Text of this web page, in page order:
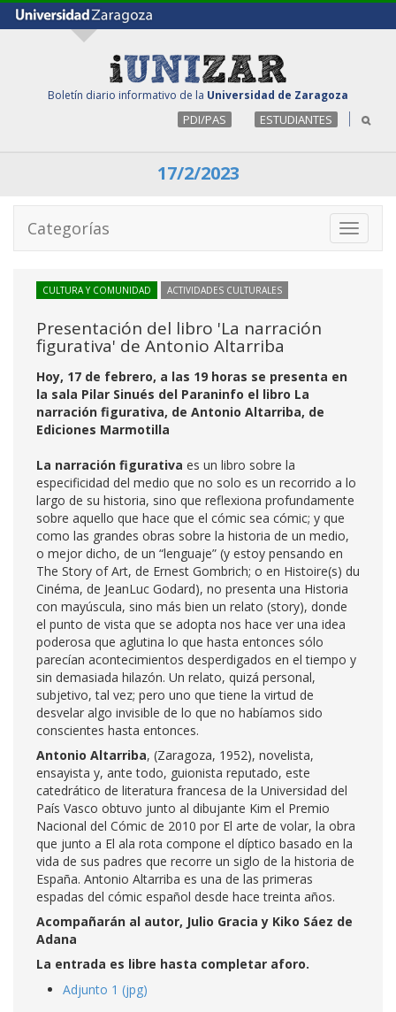
Boletín diario informativo de la Universidad de Zaragoza
PDI/PAS ESTUDIANTES
17/2/2023
Toggle
Categorías
CULTURA Y COMUNIDAD ACTIVIDADES CULTURALES
Presentación del libro 'La narración
figurativa' de Antonio Altarriba
Hoy, 17 de febrero, a las 19 horas se presenta en
la sala Pilar Sinués del Paraninfo el libro La
narración figurativa, de Antonio Altarriba, de
Ediciones Marmotilla
La narración figurativa es un libro sobre la
especificidad del medio que no solo es un recorrido a lo
largo de su historia, sino que reflexiona profundamente
sobre aquello que hace que el cómic sea cómic; y que
como las grandes obras sobre la historia de un medio,
o mejor dicho, de un “lenguaje” (y estoy pensando en
The Story of Art, de Ernest Gombrich; o en Histoire(s) du
Cinéma, de JeanLuc Godard), no presenta una Historia
con mayúscula, sino más bien un relato (story), donde
el punto de vista que se adopta nos hace ver una idea
poderosa que aglutina lo que hasta entonces sólo
parecían acontecimientos desperdigados en el tiempo y
sin demasiada hilazón. Un relato, quizá personal,
subjetivo, tal vez; pero uno que tiene la virtud de
desvelar algo invisible de lo que no habíamos sido
conscientes hasta entonces.
Antonio Altarriba, (Zaragoza, 1952), novelista,
ensayista y, ante todo, guionista reputado, este
catedrático de literatura francesa de la Universidad del
País Vasco obtuvo junto al dibujante Kim el Premio
Nacional del Cómic de 2010 por El arte de volar, la obra
que junto a El ala rota compone el díptico basado en la
vida de sus padres que recorre un siglo de la historia de
España. Antonio Altarriba es una de las primeras
espadas del cómic español desde hace treinta años.
Acompañarán al autor, Julio Gracia y Kiko Sáez de
Adana
La entrada es libre hasta completar aforo.
Adjunto 1 (jpg)